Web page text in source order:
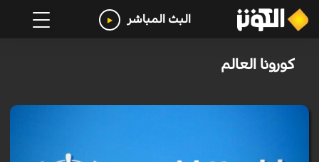
البث المباشر
كورونا العالم